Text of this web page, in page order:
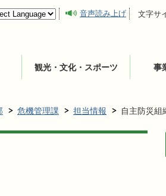
音声読み上げ 文字サ
観光・文化・スポーツ 事
危機管理課 担当情報 自主防災組